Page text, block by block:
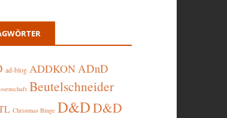
ad-blog ADDKONADnD
Beutelschneider
Christmas Binge D&DD&D